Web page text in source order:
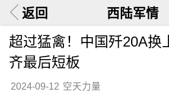
返回 西陆军情
超过猛禽！中国歼20A换
齐最后短板
2024-09-12 空天力量